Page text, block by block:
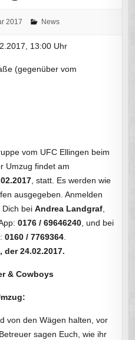
2017 News
13:00 Uhr
(gegenüber vom
vom UFC Ellingen beim
Umzug findet am
, statt. Es werden wie
ausgegeben. Anmelden
Dich bei Andrea Landgraf,
0176 / 69646240, und bei
0160 / 7769364.
24.02.2017.
& Cowboys
von den Wägen halten, vor
sagen Euch, wie ihr